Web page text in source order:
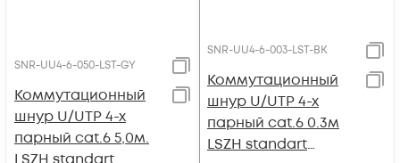
SNR-UU4-6-050-LST-GY
Коммутационный
шнур U/UTP 4-х
парный cat.6 5,0м.
SNR-UU4-6-003-LST-BK
Коммутационный
шнур U/UTP 4-х
парный cat.6 0.3м
LSZH standart